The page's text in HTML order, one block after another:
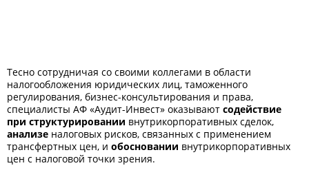
Тесно сотрудничая со своими коллегами в области
налогообложения юридических лиц, таможенного
регулирования, бизнес-консультирования и права,
специалисты АФ «Аудит-Инвест» оказывают содействие
при структурировании внутрикорпоративных сделок,
анализе налоговых рисков, связанных с применением
трансфертных цен, и обосновании внутрикорпоративных
цен с налоговой точки зрения.